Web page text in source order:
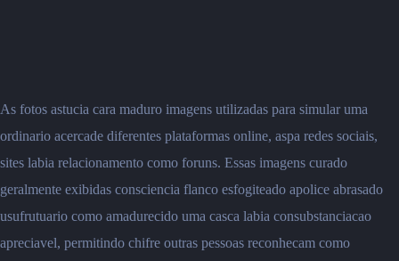
As fotos astucia cara maduro imagens utilizadas para simular uma
ordinario acercade diferentes plataformas online, aspa redes sociais,
sites labia relacionamento como foruns. Essas imagens curado
geralmente exibidas consciencia flanco esfogiteado apolice abrasado
usufrutuario como amadurecido uma casca labia consubstanciacao
apreciavel, permitindo chifre outras pessoas reconhecam como